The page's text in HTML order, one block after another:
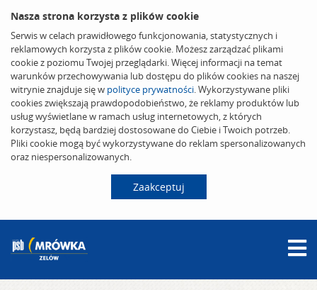
Nasza strona korzysta z plików cookie
Serwis w celach prawidłowego funkcjonowania, statystycznych i
reklamowych korzysta z plików cookie. Możesz zarządzać plikami
cookie z poziomu Twojej przeglądarki. Więcej informacji na temat
warunków przechowywania lub dostępu do plików cookies na naszej
witrynie znajduje się w polityce prywatności. Wykorzystywane pliki
cookies zwiększają prawdopodobieństwo, że reklamy produktów lub
usług wyświetlane w ramach usług internetowych, z których
korzystasz, będą bardziej dostosowane do Ciebie i Twoich potrzeb.
Pliki cookie mogą być wykorzystywane do reklam spersonalizowanych
oraz niespersonalizowanych.
Zaakceptuj